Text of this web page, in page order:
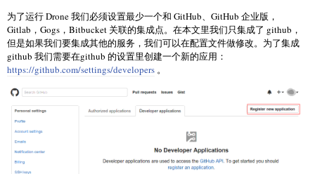
为了运行 Drone 我们必须设置最少一个和 GitHub、GitHub 企业版，
Gitlab，Gogs，Bitbucket 关联的集成点。在本文里我们只集成了 github，
但是如果我们要集成其他的服务，我们可以在配置文件做修改。为了集成
github 我们需要在github 的设置里创建一个新的应用：
https://github.com/settings/developers 。